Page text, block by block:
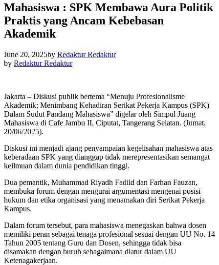
Mahasiswa : SPK Membawa Aura Politik
Praktis yang Ancam Kebebasan
Akademik
June 20, 2025by Redaktur Redaktur
by Redaktur Redaktur
Jakarta – Diskusi publik bertema “Menuju Profesionalisme
Akademik; Menimbang Kehadiran Serikat Pekerja Kampus (SPK)
Dalam Sudut Pandang Mahasiswa” digelar oleh Simpul Juang
Mahasiswa di Cafe Jambu II, Ciputat, Tangerang Selatan. (Jumat,
20/06/2025).
Diskusi ini menjadi ajang penyampaian kegelisahan mahasiswa atas
keberadaan SPK yang dianggap tidak merepresentasikan semangat
keilmuan dalam dunia pendidikan tinggi.
Dua pemantik, Muhammad Riyadh Fadild dan Farhan Fauzan,
membuka forum dengan mengurai argumentasi mengenai posisi
hukum dan etika organisasi yang menamakan diri Serikat Pekerja
Kampus.
Dalam forum tersebut, para mahasiswa menegaskan bahwa dosen
memiliki peran sebagai tenaga profesional sesuai dengan UU No. 14
Tahun 2005 tentang Guru dan Dosen, sehingga tidak bisa
disamakan dengan buruh sebagaimana diatur dalam UU
Ketenagakerjaan.